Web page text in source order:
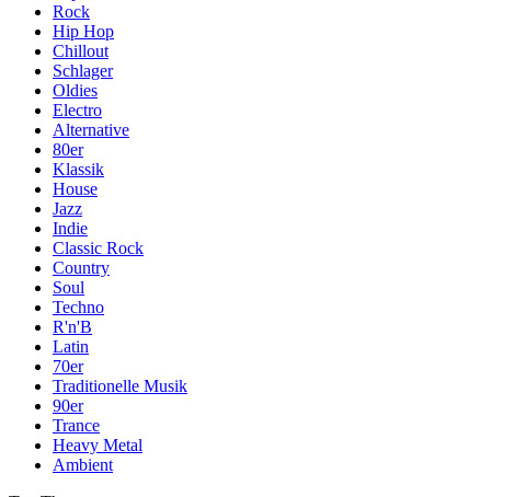
Rock
Hip Hop
Chillout
Schlager
Oldies
Electro
Alternative
80er
Klassik
House
Jazz
Indie
Classic Rock
Country
Soul
Techno
R'n'B
Latin
70er
Traditionelle Musik
90er
Trance
Heavy Metal
Ambient